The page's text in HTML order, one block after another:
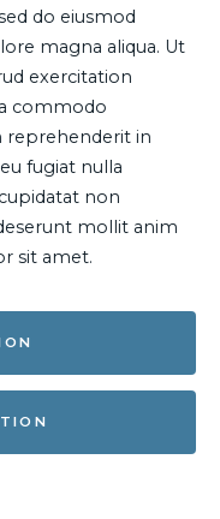
do eiusmod
magna aliqua. Ut
exercitation
commodo
reprehenderit in
fugiat nulla
non
mollit anim
sit amet.